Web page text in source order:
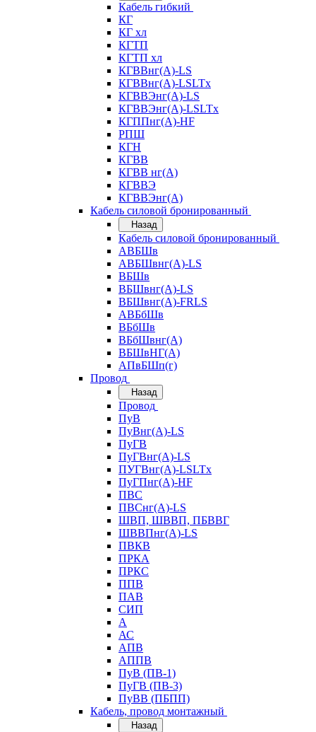
Кабель гибкий
КГ
КГ хл
КГТП
КГТП хл
КГВВнг(А)-LS
КГВВнг(А)-LSLTx
КГВВЭнг(А)-LS
КГВВЭнг(А)-LSLTx
КГППнг(А)-HF
РПШ
КГН
КГВВ
КГВВ нг(А)
КГВВЭ
КГВВЭнг(А)
Кабель силовой бронированный
Назад
Кабель силовой бронированный
АВБШв
АВБШвнг(А)-LS
ВБШв
ВБШвнг(А)-LS
ВБШвнг(А)-FRLS
АВБбШв
ВБбШв
ВБбШвнг(А)
ВБШвНГ(А)
АПвБШп(г)
Провод
Назад
Провод
ПуВ
ПуВнг(А)-LS
ПуГВ
ПуГВнг(А)-LS
ПУГВнг(А)-LSLTx
ПуГПнг(А)-HF
ПВС
ПВСнг(А)-LS
ШВП, ШВВП, ПБВВГ
ШВВПнг(А)-LS
ПВКВ
ПРКА
ПРКС
ППВ
ПАВ
СИП
А
АС
АПВ
АППВ
ПуВ (ПВ-1)
ПуГВ (ПВ-3)
ПуВВ (ПБПП)
Кабель, провод монтажный
Назад